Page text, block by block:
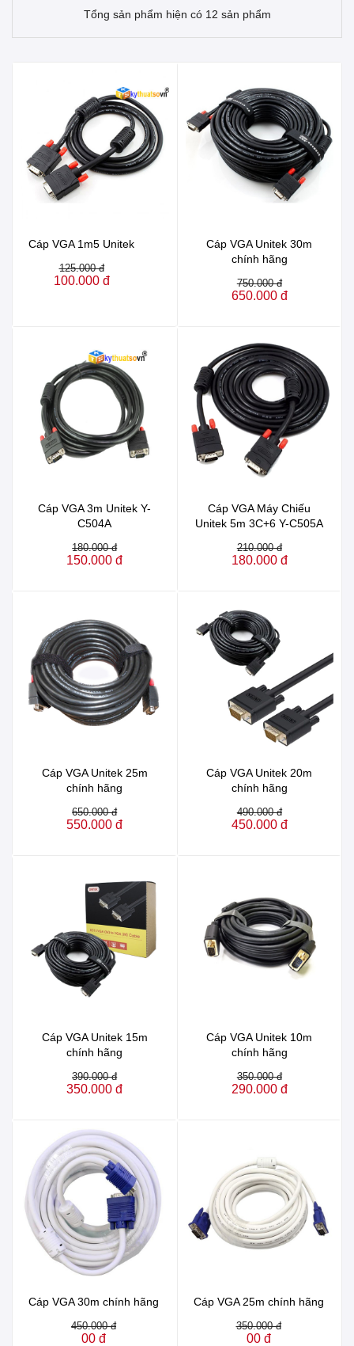
Tổng sản phẩm hiện có 12 sản phẩm
Cáp VGA 1m5 Unitek
125.000 đ
100.000 đ
Cáp VGA Unitek 30m
chính hãng
750.000 đ
650.000 đ
Cáp VGA 3m Unitek Y-
C504A
180.000 đ
150.000 đ
Cáp VGA Máy Chiếu
Unitek 5m 3C+6 Y-C505A
210.000 đ
180.000 đ
Cáp VGA Unitek 25m
chính hãng
650.000 đ
550.000 đ
Cáp VGA Unitek 20m
chính hãng
490.000 đ
450.000 đ
Cáp VGA Unitek 15m
chính hãng
390.000 đ
350.000 đ
Cáp VGA Unitek 10m
chính hãng
350.000 đ
290.000 đ
Cáp VGA 30m chính hãng
450.000 đ
00 đ
Cáp VGA 25m chính hãng
350.000 đ
00 đ